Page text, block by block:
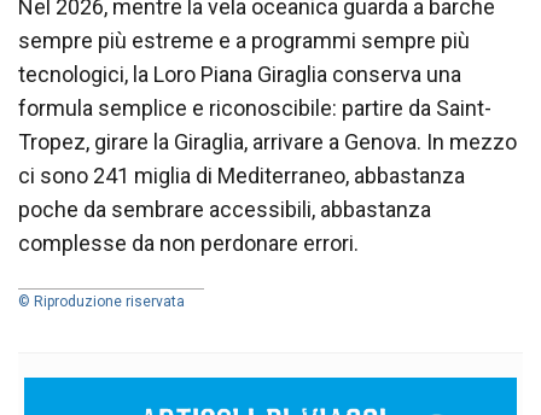
Nel 2026, mentre la vela oceanica guarda a barche
sempre più estreme e a programmi sempre più
tecnologici, la Loro Piana Giraglia conserva una
formula semplice e riconoscibile: partire da Saint-
Tropez, girare la Giraglia, arrivare a Genova. In mezzo
ci sono 241 miglia di Mediterraneo, abbastanza
poche da sembrare accessibili, abbastanza
complesse da non perdonare errori.
© Riproduzione riservata